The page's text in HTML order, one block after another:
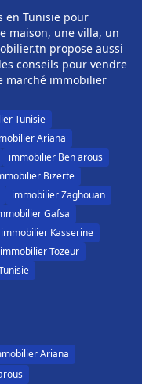
en Tunisie pour
maison, une villa, un
propose aussi
conseils pour vendre
marché immobilier
Tunisie
Ariana
immobilier Ben arous
Bizerte
immobilier Zaghouan
Gafsa
immobilier Kasserine
immobilier Tozeur
Ariana